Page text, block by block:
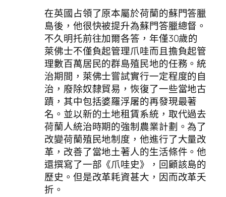
在英國占領了原本屬於荷蘭的蘇門答臘
島後，他很快被提升為蘇門答臘總督。
不久明托前往加爾各答，年僅30歲的
萊佛士不僅負起管理爪哇而且擔負起管
理數百萬居民的群島殖民地的任務。統
治期間，萊佛士嘗試實行一定程度的自
治，廢除奴隸貿易，恢復了一些當地古
蹟，其中包括婆羅浮屠的再發現最著
名。並以新的土地租賃系統，取代過去
荷蘭人統治時期的強制農業計劃。為了
改變荷蘭殖民地制度，他進行了大量改
革，改善了當地土著人的生活條件。他
還撰寫了一部《爪哇史》，回顧該島的
歷史。但是改革耗資甚大，因而改革夭
折。